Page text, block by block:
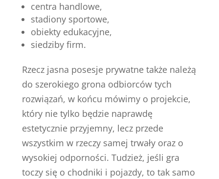
centra handlowe,
stadiony sportowe,
obiekty edukacyjne,
siedziby firm.
Rzecz jasna posesje prywatne także należą
do szerokiego grona odbiorców tych
rozwiązań, w końcu mówimy o projekcie,
który nie tylko będzie naprawdę
estetycznie przyjemny, lecz przede
wszystkim w rzeczy samej trwały oraz o
wysokiej odporności. Tudzież, jeśli gra
toczy się o chodniki i pojazdy, to tak samo